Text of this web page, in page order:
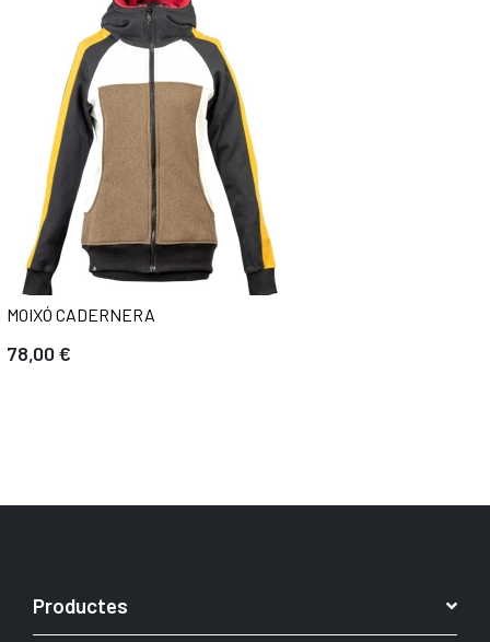
MOIXÓ CADERNERA
78,00 €
Productes